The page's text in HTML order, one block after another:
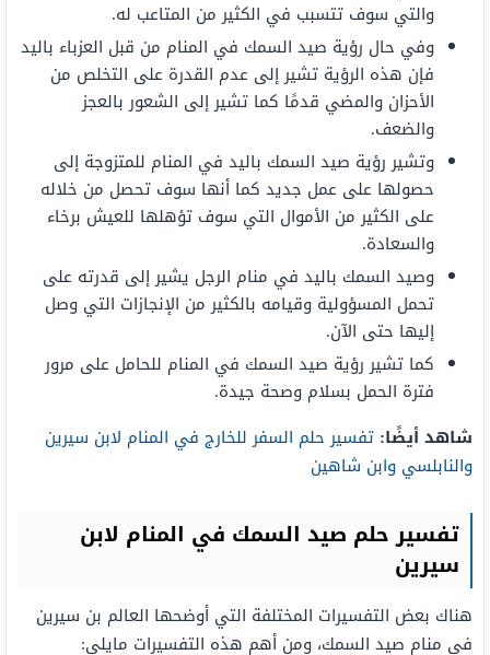
والتي سوف تتسبب في الكثير من المتاعب له.
وفي حال رؤية صيد السمك في المنام من قبل العزباء باليد
فإن هذه الرؤية تشير إلى عدم القدرة على التخلص من
الأحزان والمضي قدمًا كما تشير إلى الشعور بالعجز
والضعف.
وتشير رؤية صيد السمك باليد في المنام للمتزوجة إلى
حصولها على عمل جديد كما أنها سوف تحصل من خلاله
على الكثير من الأموال التي سوف تؤهلها للعيش برخاء
والسعادة.
وصيد السمك باليد في منام الرجل يشير إلى قدرته على
تحمل المسؤولية وقيامه بالكثير من الإنجازات التي وصل
إليها حتى الآن.
كما تشير رؤية صيد السمك في المنام للحامل على مرور
فترة الحمل بسلام وصحة جيدة.
شاهد أيضًا: تفسير حلم السفر للخارج في المنام لابن سيرين
والنابلسي وابن شاهين
تفسير حلم صيد السمك في المنام لابن
سيرين
هناك بعض التفسيرات المختلفة التي أوضحها العالم بن سيرين
في منام صيد السمك، ومن أهم هذه التفسيرات مايلي: